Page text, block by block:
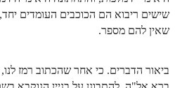
שישים ריבוא הם הכוכבים העומדים
שאין להם מספר.
ביאור הדברים. כי אחר שהכתוב רמז